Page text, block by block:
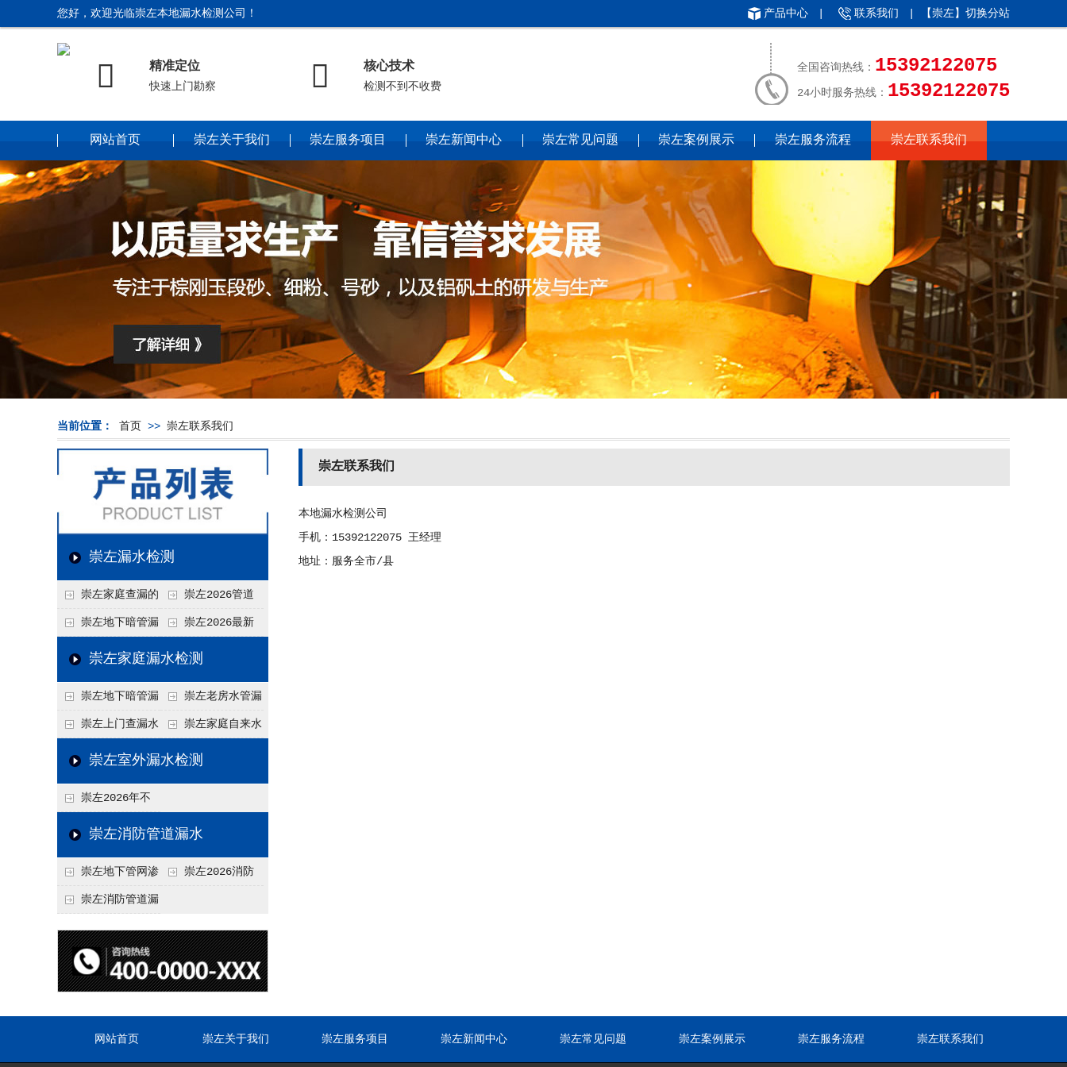
您好，欢迎光临崇左本地漏水检测公司！ 产品中心 联系我们 | 【崇左】 切换分站
 精准定位
快速上门勘察  核心技术
检测不到不收费
全国咨询热线： 15392122075
24小时服务热线： 15392122075
网站首页 崇左关于我们 崇左服务项目 崇左新闻中心 崇左常见问题 崇左案例展示 崇左服务流程 崇左联系我们
当前位置： 首页 >> 崇左联系我们
崇左漏水检测
崇左家庭查漏的
实用小技巧
崇左2026管道
漏水维修价格表，按
材质、漏点类型精准
崇左地下暗管漏
水检测价格高？2026
巧
崇左2026最新
上门漏水检测价格
类报价一览
崇左家庭漏水检测
崇左地下暗管漏
水检测技术与价格关
联2026，不同方法收
崇左老房水管漏
水检测与维修价格20
26，老旧管道改造方
崇左上门查漏水
vs 自行检测：2026
析
崇左家庭自来水
管漏水检测全攻略：
崇左室外漏水检测
崇左2026年不
同城市上门查漏水价
价参考
崇左消防管道漏水
崇左地下管网渗
漏检测
崇左2026消防
程类项目报价
崇左消防管道漏
6，工程类检测收费
标准详解
崇左联系我们
本地漏水检测公司
手机：15392122075 王经理
地址：服务全市/县
网站首页 崇左关于我们 崇左服务项目 崇左新闻中心 崇左常见问题 崇左案例展示 崇左服务流程 崇左联系我们